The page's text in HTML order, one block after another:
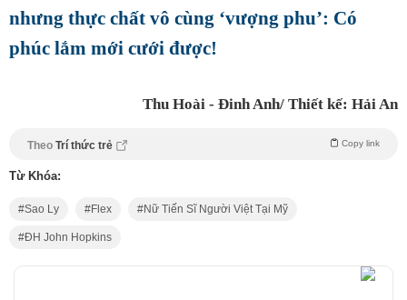
nhưng thực chất vô cùng ‘vượng phu’: Có
phúc lắm mới cưới được!
Thu Hoài - Đinh Anh/ Thiết kế: Hải An
Theo Trí thức trẻ Copy link
Từ Khóa:
Sao Ly Flex Nữ Tiến Sĩ Người Việt Tại Mỹ
ĐH John Hopkins